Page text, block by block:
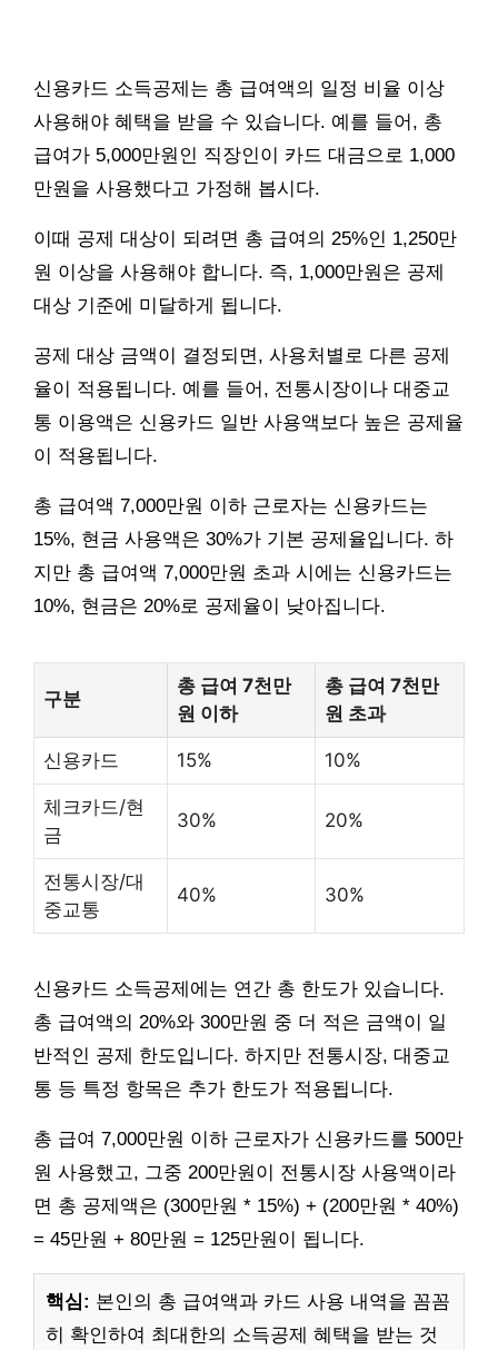
신용카드 소득공제는 총 급여액의 일정 비율 이상
사용해야 혜택을 받을 수 있습니다. 예를 들어, 총
급여가 5,000만원인 직장인이 카드 대금으로 1,000
만원을 사용했다고 가정해 봅시다.
이때 공제 대상이 되려면 총 급여의 25%인 1,250만
원 이상을 사용해야 합니다. 즉, 1,000만원은 공제
대상 기준에 미달하게 됩니다.
공제 대상 금액이 결정되면, 사용처별로 다른 공제
율이 적용됩니다. 예를 들어, 전통시장이나 대중교
통 이용액은 신용카드 일반 사용액보다 높은 공제율
이 적용됩니다.
총 급여액 7,000만원 이하 근로자는 신용카드는
15%, 현금 사용액은 30%가 기본 공제율입니다. 하
지만 총 급여액 7,000만원 초과 시에는 신용카드는
10%, 현금은 20%로 공제율이 낮아집니다.
구분
총 급여 7천만
원 이하
총 급여 7천만
원 초과
신용카드 15% 10%
체크카드/현
금
30% 20%
전통시장/대
중교통
40% 30%
신용카드 소득공제에는 연간 총 한도가 있습니다.
총 급여액의 20%와 300만원 중 더 적은 금액이 일
반적인 공제 한도입니다. 하지만 전통시장, 대중교
통 등 특정 항목은 추가 한도가 적용됩니다.
총 급여 7,000만원 이하 근로자가 신용카드를 500만
원 사용했고, 그중 200만원이 전통시장 사용액이라
면 총 공제액은 (300만원 * 15%) + (200만원 * 40%)
= 45만원 + 80만원 = 125만원이 됩니다.
핵심: 본인의 총 급여액과 카드 사용 내역을 꼼꼼
히 확인하여 최대한의 소득공제 혜택을 받는 것